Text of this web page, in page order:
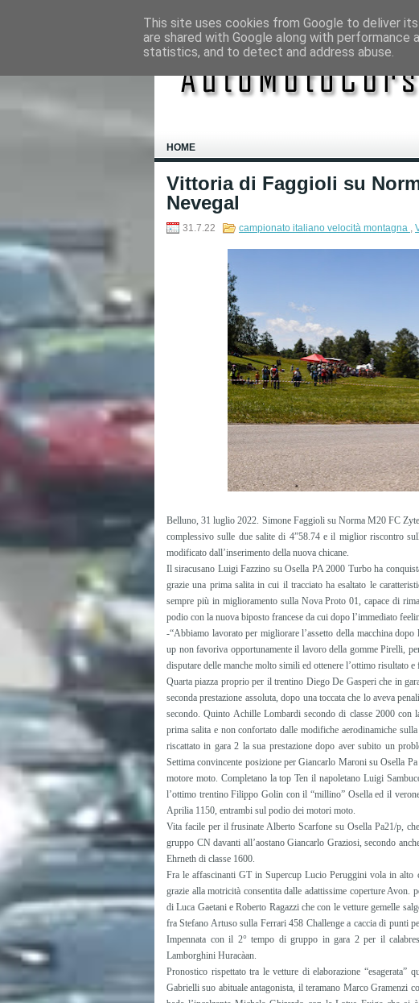
HOME
Vittoria di Faggioli su
Nevegal
31.7.22 campionato italiano velocità montagna ,
Belluno, 31 luglio 2022. Simone Faggioli su Norma M20 FC
complessivo sulle due salite di 4”58.74 e il miglior riscontro
modificato dall’inserimento della nuova chicane.
Il siracusano Luigi Fazzino su Osella PA 2000 Turbo ha
grazie una prima salita in cui il tracciato ha esaltato le
sempre più in miglioramento sulla Nova Proto 01, capace di
podio con la nuova biposto francese da cui dopo l’immediato
-“Abbiamo lavorato per migliorare l’assetto della macchina
up non favoriva opportunamente il lavoro della gomme Pirelli,
disputare delle manche molto simili ed ottenere l’ottimo risultato
Quarta piazza proprio per il trentino Diego De Gasperi che in
seconda prestazione assoluta, dopo una toccata che lo aveva
secondo. Quinto Achille Lombardi secondo di classe 2000 con
prima salita e non confortato dalle modifiche aerodinamiche
riscattato in gara 2 la sua prestazione dopo aver subito un
Settima convincente posizione per Giancarlo Maroni su Osella
motore moto. Completano la top Ten il napoletano Luigi
l’ottimo trentino Filippo Golin con il “millino” Osella ed il
Aprilia 1150, entrambi sul podio dei motori moto.
Vita facile per il frusinate Alberto Scarfone su Osella Pa21/p,
gruppo CN davanti all’aostano Giancarlo Graziosi, secondo
Ehrneth di classe 1600.
Fra le affascinanti GT in Supercup Lucio Peruggini vola in alto
grazie alla motricità consentita dalle adattissime coperture Avon.
di Luca Gaetani e Roberto Ragazzi che con le vetture gemelle
fra Stefano Artuso sulla Ferrari 458 Challenge a caccia di punti
Impennata con il 2° tempo di gruppo in gara 2 per il
Lamborghini Huracàan.
Pronostico rispettato tra le vetture di elaborazione “esagerata”
Gabrielli suo abituale antagonista, il teramano Marco Gramenzi
This site uses cookies from Google to deliver
are shared with Google along with
statistics, and to detect and address abuse.